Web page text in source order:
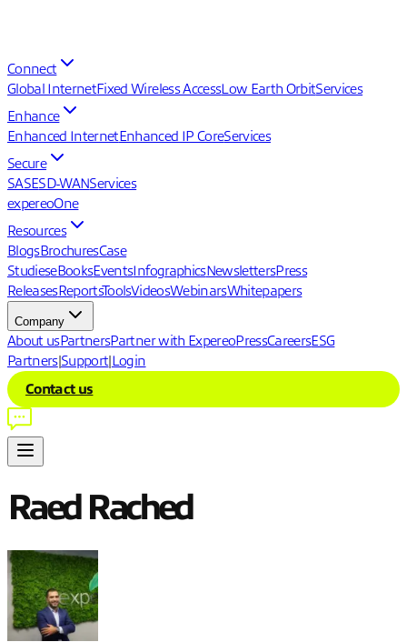
Connect
Global InternetFixed Wireless AccessLow Earth OrbitServices
Enhance
Enhanced InternetEnhanced IP CoreServices
Secure
SASESD-WANServices
expereoOne
Resources
BlogsBrochuresCase
StudieseBooksEventsInfographicsNewslettersPress
ReleasesReportsToolsVideosWebinarsWhitepapers
Company
About usPartnersPartner with ExpereoPressCareersESG
Partners|Support|Login
Contact us
Raed Rached